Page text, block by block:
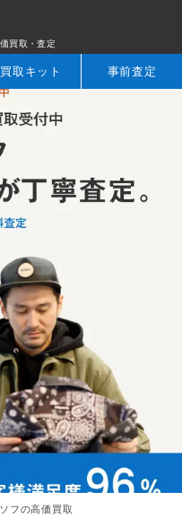
買取・査定
買取キット 事前査定
ソフの高価買取